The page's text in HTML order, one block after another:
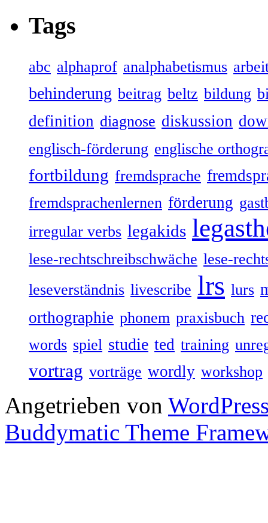
Tags
abc alphaprof analphabetismus
behinderung beitrag beltz bildung
definition diagnose diskussion
englisch-förderung englische
fortbildung fremdsprache
fremdsprachenlernen förderung
irregular verbs legakids
lese-rechtschreibschwäche lese-
leseverständnis livescribe lrs lurs
orthographie phonem praxisbuch
words spiel studie ted training
vortrag vorträge wordly workshop
Angetrieben von
Buddymatic Theme